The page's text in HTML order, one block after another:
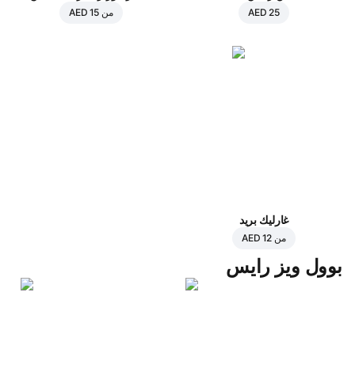
AED 25 من AED 15
غارليك بريد
من AED 12
بوول ويز رايس